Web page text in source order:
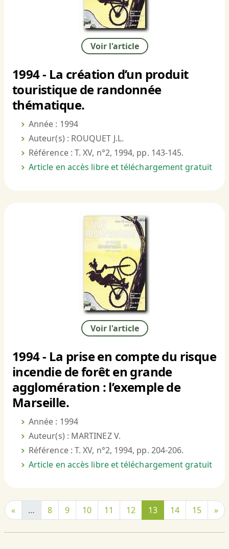
Voir l'article
1994 - La création d’un produit
touristique de randonnée
thématique.
Année : 1994
Auteur(s) : ROUQUET J.L.
Référence : T. XV, n°2, 1994, pp. 143-145.
Article en accès libre et téléchargement gratuit
Voir l'article
1994 - La prise en compte du risque
incendie de forêt en grande
agglomération : l’exemple de
Marseille.
Année : 1994
Auteur(s) : MARTINEZ V.
Référence : T. XV, n°2, 1994, pp. 204-206.
Article en accès libre et téléchargement gratuit
« … 8 9 10 11 12 13 14 15 »